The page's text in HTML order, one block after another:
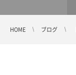
HOME ブログ